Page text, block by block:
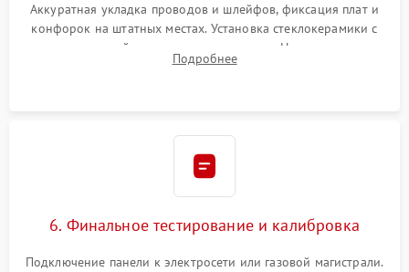
Аккуратная укладка проводов и шлейфов, фиксация плат и
конфорок на штатных местах. Установка стеклокерамики с
проверкой равномерности зазоров. Нанесение
термостойкого герметика или укладка уплотнительной
Подробнее
6. Финальное тестирование и калибровка
Подключение панели к электросети или газовой магистрали.